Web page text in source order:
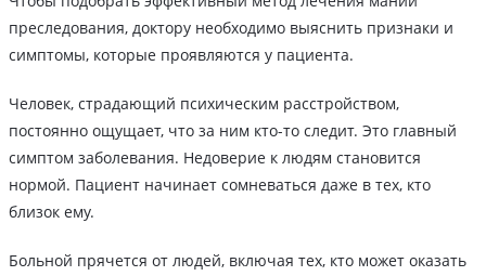
преследования, доктору необходимо выяснить признаки и
симптомы, которые проявляются у пациента.
Человек, страдающий психическим расстройством,
постоянно ощущает, что за ним кто-то следит. Это главный
симптом заболевания. Недоверие к людям становится
нормой. Пациент начинает сомневаться даже в тех, кто
близок ему.
Больной прячется от людей, включая тех, кто может оказать